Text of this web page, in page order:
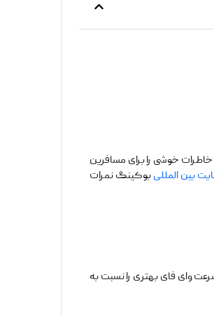
خوشی را برای مسافرین
بین المللیبوکینگ نمرات
و سرعت وای فای بهتری را نسبت به